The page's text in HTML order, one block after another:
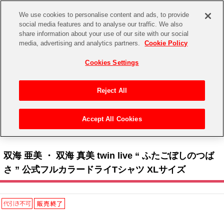
CHANNEL STORE EVENT
ゲーム 電子書籍
アイドルマスターシリーズ
アイドルマスター
アイドルマスター SideM
アイドルマスター シャイニーカラーズ
イベントグッズ
トイ・ホビー
アイドルマスター シリーズ>アイドルマスター
双海 亜美 ・ 双海 真美 twin live “ ふたごぼしのつば
さ ” 公式フルカラードライTシャツ XLサイズ
We use cookies to personalise content and ads, to provide
social media features and to analyse our traffic. We also
share information about your use of our site with our social
media, advertising and analytics partners.
Cookie Policy
Cookies Settings
Reject All
Accept All Cookies